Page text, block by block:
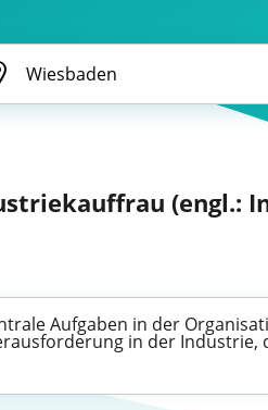
(engl.:
Aufgaben in der
in der